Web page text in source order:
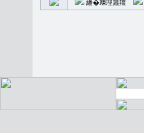
繙�𥪕理簫羶